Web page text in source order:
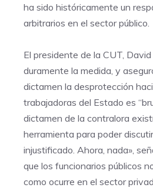
ha sido históricamente un
arbitrarios en el sector público.
El presidente de la CUT,
duramente la medida, y
dictamen la desprotección
trabajadoras del Estado es
dictamen de la contralora
herramienta para poder
injustificado. Ahora, nada»,
que los funcionarios públicos
como ocurre en el sector